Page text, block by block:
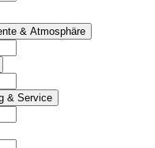
& Atmosphäre
& Service